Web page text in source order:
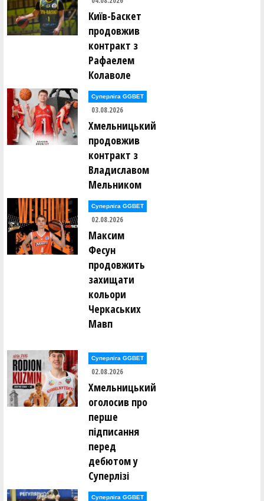
Київ-Баскет
продовжив
контракт з
Рафаелем
Колаволе
Суперліга GGBET
03.08.2026
Хмельницький
продовжив
контракт з
Владиславом
Мельником
Суперліга GGBET
02.08.2026
Максим
Фесун
продовжить
захищати
кольори
Черкаських
Мавп
Суперліга GGBET
02.08.2026
Хмельницький
оголосив про
перше
підписання
перед
дебютом у
Суперлізі
Суперліга GGBET